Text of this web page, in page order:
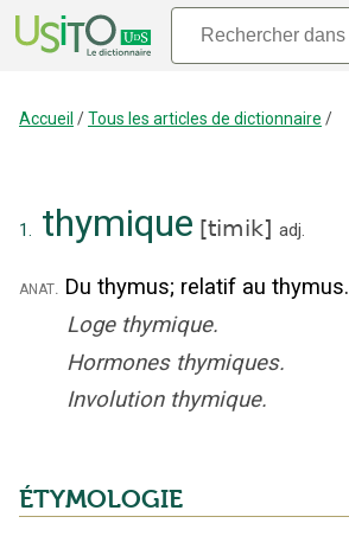
Accueil /Tous les articles de dictionnaire /
1. thymique [timik] adj.
anat. Du thymus; relatif au thymus.
Loge thymique.
Hormones thymiques.
Involution thymique.
ÉTYMOLOGIE